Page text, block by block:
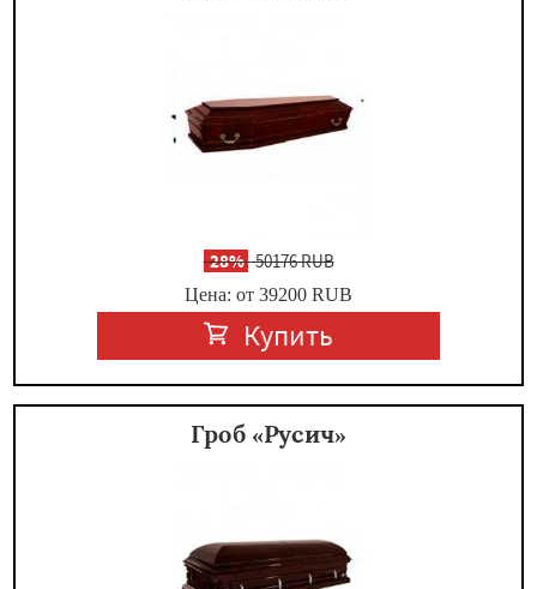
-28%50176 RUB
Цена: от 39200 RUB
Купить
Гроб «Русич»